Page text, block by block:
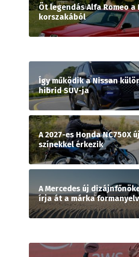
Öt legendás Alfa Romeo a
korszakából
Így működik a Nissan
hibrid SUV-ja
A 2027-es Honda NC750X
színekkel érkezik
A Mercedes új
írja át a márka